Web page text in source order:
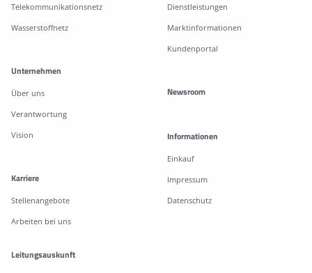
Telekommunikationsnetz
Wasserstoffnetz
Dienstleistungen
Marktinformationen
Kundenportal
Unternehmen
Über uns
Verantwortung
Vision
Karriere
Stellenangebote
Arbeiten bei uns
Newsroom
Informationen
Einkauf
Impressum
Datenschutz
Leitungsauskunft